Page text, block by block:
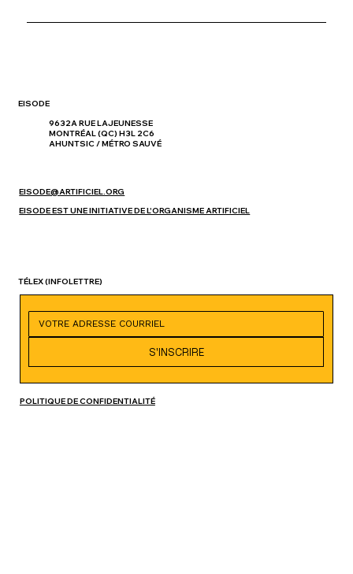
S'INSCRIRE
EISODE
9632A RUE LAJEUNESSE
MONTRÉAL (QC) H3L 2C6
AHUNTSIC / MÉTRO SAUVÉ
TÉLEX(INFOLETTRE)
POLITIQUE DE CONFIDENTIALITÉ
EISODE@ARTIFICIEL.ORG
EISODE EST UNE INITIATIVE DE L'ORGANISME ARTIFICIEL